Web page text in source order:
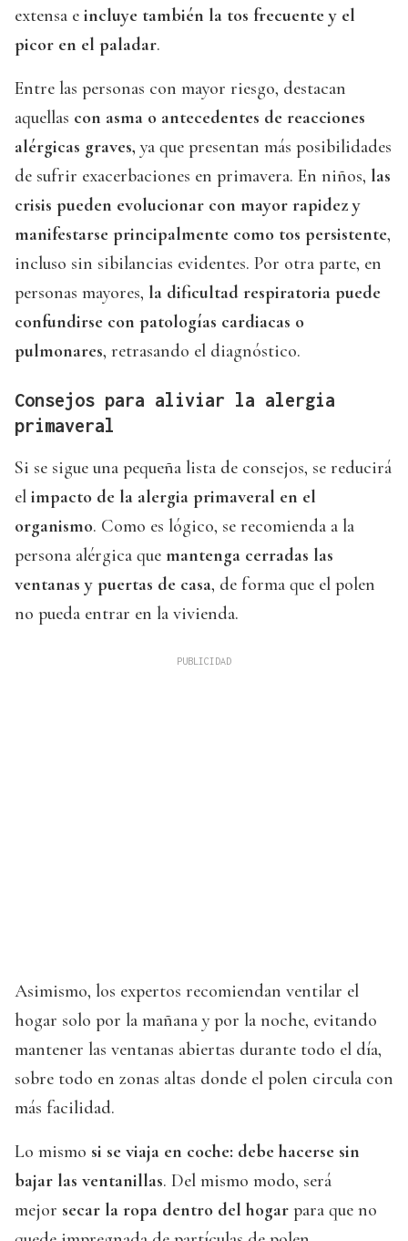
extensa e incluye también la tos frecuente y el
picor en el paladar.
Entre las personas con mayor riesgo, destacan
aquellas con asma o antecedentes de reacciones
alérgicas graves, ya que presentan más posibilidades
de sufrir exacerbaciones en primavera. En niños, las
crisis pueden evolucionar con mayor rapidez y
manifestarse principalmente como tos persistente,
incluso sin sibilancias evidentes. Por otra parte, en
personas mayores, la dificultad respiratoria puede
confundirse con patologías cardiacas o
pulmonares, retrasando el diagnóstico.
Consejos para aliviar la alergia
primaveral
Si se sigue una pequeña lista de consejos, se reducirá
el impacto de la alergia primaveral en el
organismo. Como es lógico, se recomienda a la
persona alérgica que mantenga cerradas las
ventanas y puertas de casa, de forma que el polen
no pueda entrar en la vivienda.
Asimismo, los expertos recomiendan ventilar el
hogar solo por la mañana y por la noche, evitando
mantener las ventanas abiertas durante todo el día,
sobre todo en zonas altas donde el polen circula con
más facilidad.
Lo mismo si se viaja en coche: debe hacerse sin
bajar las ventanillas. Del mismo modo, será
mejor secar la ropa dentro del hogar para que no